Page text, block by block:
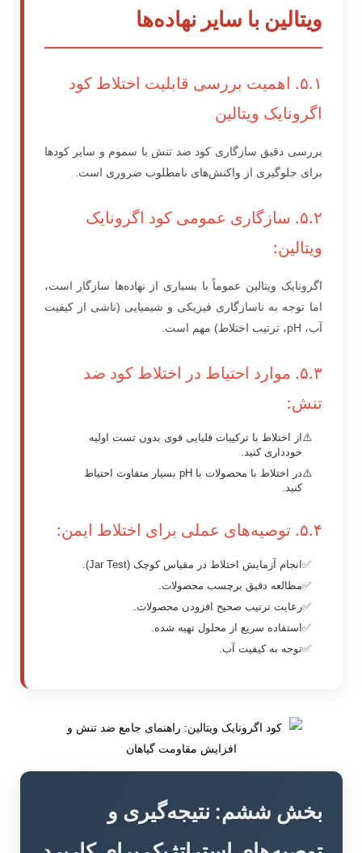
ویتالین با سایر نهاده‌ها
۵.۱. اهمیت بررسی قابلیت اختلاط کود
اگرونایک ویتالین
بررسی دقیق سازگاری کود ضد تنش با سموم و سایر کودها
برای جلوگیری از واکنش‌های نامطلوب ضروری است.
۵.۲. سازگاری عمومی کود اگرونایک
ویتالین:
اگرونایک ویتالین عموماً با بسیاری از نهاده‌ها سازگار است،
اما توجه به ناسازگاری فیزیکی و شیمیایی (ناشی از کیفیت
آب، pH، ترتیب اختلاط) مهم است.
۵.۳. موارد احتیاط در اختلاط کود ضد
تنش:
از اختلاط با ترکیبات قلیایی قوی بدون تست اولیه
خودداری کنید.
در اختلاط با محصولات با pH بسیار متفاوت احتیاط
کنید.
۵.۴. توصیه‌های عملی برای اختلاط ایمن:
انجام آزمایش اختلاط در مقیاس کوچک (Jar Test).
مطالعه دقیق برچسب محصولات.
رعایت ترتیب صحیح افزودن محصولات.
استفاده سریع از محلول تهیه شده.
توجه به کیفیت آب.
بخش ششم: نتیجه‌گیری و